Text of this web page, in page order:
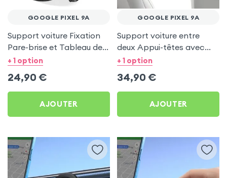
GOOGLE PIXEL 9A
Support voiture Fixation
Pare-brise et Tableau de
bord pour Google Pixel 9a
+ 1 option
24,90 €
AJOUTER
GOOGLE PIXEL 9A
Support voiture entre
deux Appui-têtes avec
Tête rotative à 360° pour
+ 1 option
34,90 €
AJOUTER